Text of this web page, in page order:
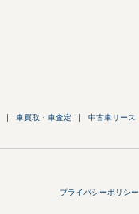
車買取・車査定 中古車リース
プライバシーポリシー